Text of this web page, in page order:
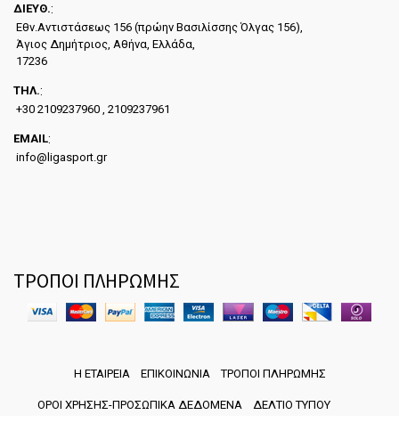
ΔΙΕYΘ.:
Εθν.Αντιστάσεως 156 (πρώην Βασιλίσσης Όλγας 156),
Άγιος Δημήτριος, Αθήνα, Ελλάδα,
17236
ΤΗΛ.:
+30 2109237960 , 2109237961
EMAIL:
info@ligasport.gr
ΤΡΟΠΟΙ ΠΛΗΡΩΜΗΣ
Η ΕΤΑΙΡΕΙΑ ΕΠΙΚΟΙΝΩΝΙΑ ΤΡΟΠΟΙ ΠΛΗΡΩΜΗΣ
ΟΡΟΙ ΧΡΗΣΗΣ-ΠΡΟΣΩΠΙΚΑ ΔΕΔΟΜΕΝΑ ΔΕΛΤΙΟ ΤΥΠΟΥ